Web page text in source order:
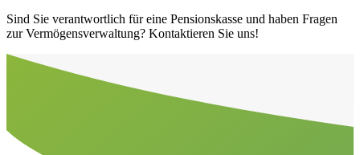
Sind Sie verantwortlich für eine Pensionskasse und haben Fragen
zur Vermögensverwaltung? Kontaktieren Sie uns!
Aller en haut de la page
Bas de page